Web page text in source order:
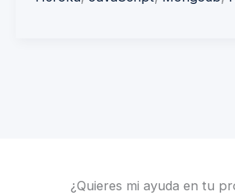
¿Quieres mi ayuda en tu